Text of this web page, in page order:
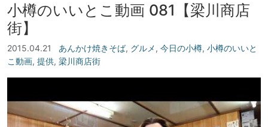
小樽のいいとこ動画 081【梁川商店
街】
2015.04.21 あんかけ焼きそば, グルメ, 今日の小樽, 小樽のいいと
こ動画, 提供, 梁川商店街